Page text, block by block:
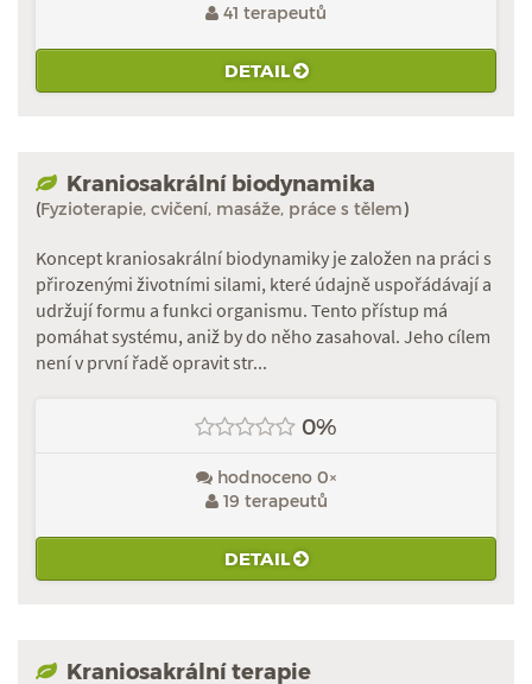
41 terapeutů
DETAIL
Kraniosakrální biodynamika
(Fyzioterapie, cvičení, masáže, práce s tělem)
Koncept kraniosakrální biodynamiky je založen na práci s
přirozenými životními silami, které údajně uspořádávají a
udržují formu a funkci organismu. Tento přístup má
pomáhat systému, aniž by do něho zasahoval. Jeho cílem
není v první řadě opravit str...
0%
hodnoceno 0×
19 terapeutů
DETAIL
Kraniosakrální terapie